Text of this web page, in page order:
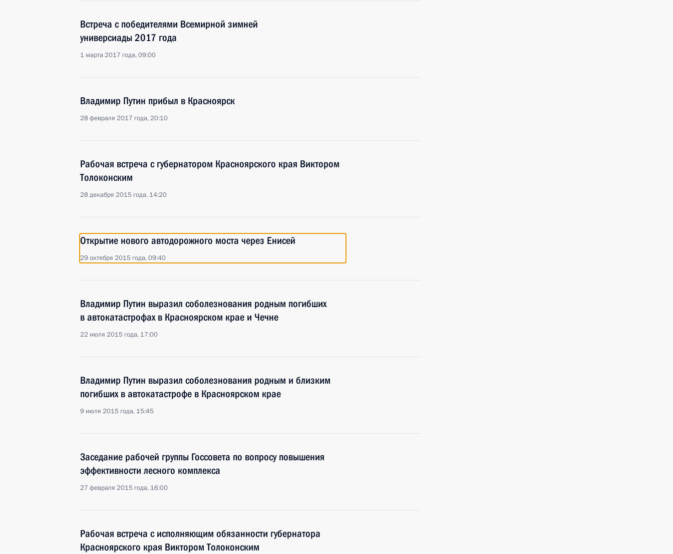
Встреча с победителями Всемирной зимней
универсиады 2017 года
1 марта 2017 года, 09:00
Владимир Путин прибыл в Красноярск
28 февраля 2017 года, 20:10
Рабочая встреча с губернатором Красноярского края Виктором
Толоконским
28 декабря 2015 года, 14:20
Открытие нового автодорожного моста через Енисей
29 октября 2015 года, 09:40
Владимир Путин выразил соболезнования родным погибших
в автокатастрофах в Красноярском крае и Чечне
22 июля 2015 года, 17:00
Владимир Путин выразил соболезнования родным и близким
погибших в автокатастрофе в Красноярском крае
9 июля 2015 года, 15:45
Заседание рабочей группы Госсовета по вопросу повышения
эффективности лесного комплекса
27 февраля 2015 года, 16:00
Рабочая встреча с исполняющим обязанности губернатора
Красноярского края Виктором Толоконским